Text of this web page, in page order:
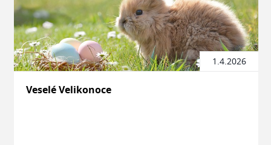
1.4.2026
Veselé Velikonoce